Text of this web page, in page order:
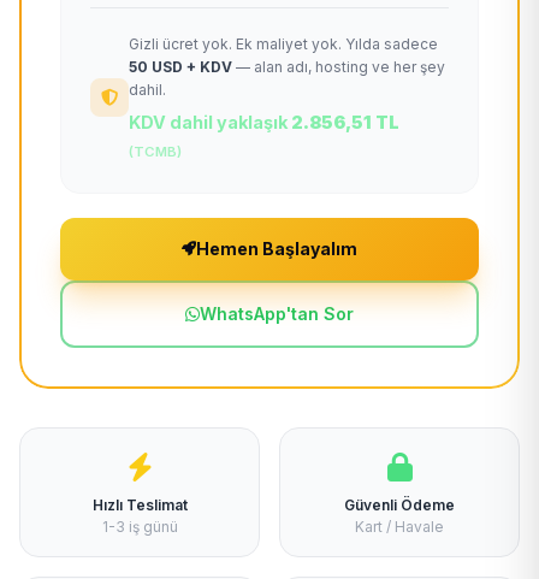
Gizli ücret yok. Ek maliyet yok. Yılda sadece
50 USD + KDV — alan adı, hosting ve her şey
dahil.
KDV dahil yaklaşık 2.856,51 TL
(TCMB)
Hemen Başlayalım
WhatsApp'tan Sor
Hızlı Teslimat
1-3 iş günü
Güvenli Ödeme
Kart / Havale